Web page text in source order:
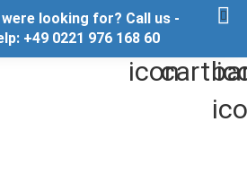
looking for? Call us -
+49 0221 976 168 60